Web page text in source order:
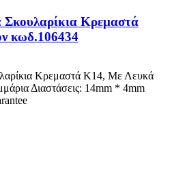
Σκουλαρίκια Κρεμαστά
κωδ.106434
Κρεμαστά Κ14, Με Λευκά
Διαστάσεις: 14mm * 4mm